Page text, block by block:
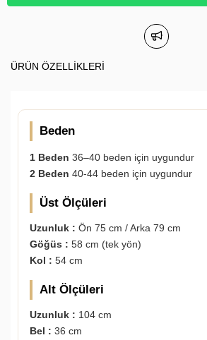
ÜRÜN ÖZELLIKLERI
Beden
1 Beden 36–40 beden için uygundur
2 Beden 40-44 beden için uygundur
Üst Ölçüleri
Uzunluk : Ön 75 cm / Arka 79 cm
Göğüs : 58 cm (tek yön)
Kol : 54 cm
Alt Ölçüleri
Uzunluk : 104 cm
Bel : 36 cm